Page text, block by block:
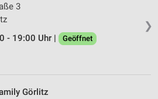
❯
3
- 19:00 Uhr |
Geöffnet
Görlitz